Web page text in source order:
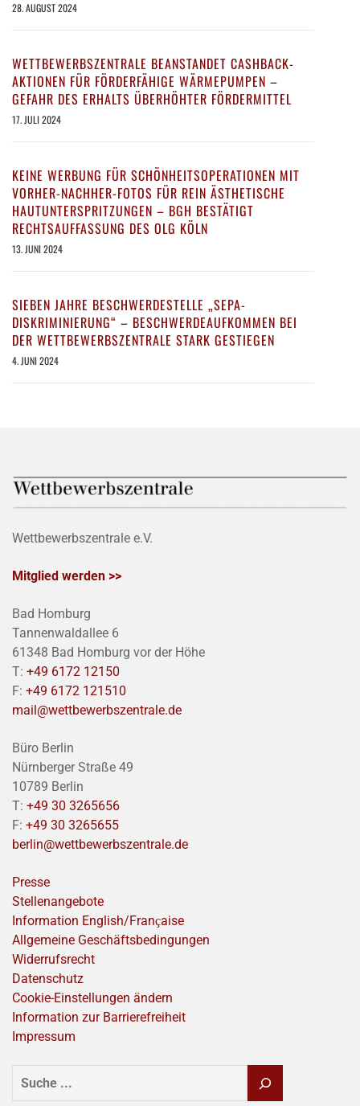
28. AUGUST 2024
WETTBEWERBSZENTRALE BEANSTANDET CASHBACK-
AKTIONEN FÜR FÖRDERFÄHIGE WÄRMEPUMPEN –
GEFAHR DES ERHALTS ÜBERHÖHTER FÖRDERMITTEL
17. JULI 2024
KEINE WERBUNG FÜR SCHÖNHEITSOPERATIONEN MIT
VORHER-NACHHER-FOTOS FÜR REIN ÄSTHETISCHE
HAUTUNTERSPRITZUNGEN – BGH BESTÄTIGT
RECHTSAUFFASSUNG DES OLG KÖLN
13. JUNI 2024
SIEBEN JAHRE BESCHWERDESTELLE „SEPA-
DISKRIMINIERUNG“ – BESCHWERDEAUFKOMMEN BEI
DER WETTBEWERBSZENTRALE STARK GESTIEGEN
4. JUNI 2024
Wettbewerbszentrale e.V.
Mitglied werden >>
Bad Homburg
Tannenwaldallee 6
61348 Bad Homburg vor der Höhe
T: +49 6172 12150
F: +49 6172 121510
mail@wettbewerbszentrale.de
Büro Berlin
Nürnberger Straße 49
10789 Berlin
T: +49 30 3265656
F: +49 30 3265655
berlin@wettbewerbszentrale.de
Presse
Stellenangebote
Information English/Franҫaise
Allgemeine Geschäftsbedingungen
Widerrufsrecht
Datenschutz
Cookie-Einstellungen ändern
Information zur Barrierefreiheit
Impressum
SUCHEN